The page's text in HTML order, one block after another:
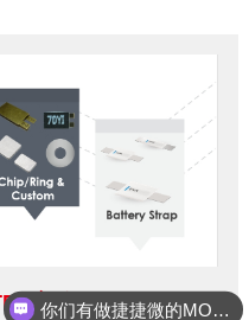
富致